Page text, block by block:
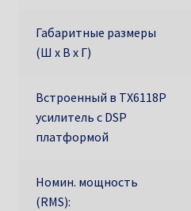
Габаритные размеры
(Ш х В х Г)
Встроенный в TX6118P
усилитель с DSP
платформой
Номин. мощность
(RMS):